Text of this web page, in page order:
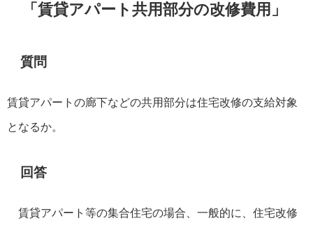
「賃貸アパート共用部分の改修費用」
質問
賃貸アパートの廊下などの共用部分は住宅改修の支給対象
となるか。
回答
賃貸アパート等の集合住宅の場合、一般的に、住宅改修